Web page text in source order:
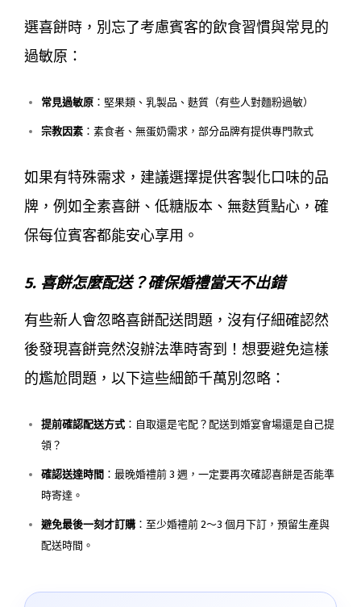
選喜餅時，別忘了考慮賓客的飲食習慣與常見的
過敏原：
常見過敏原 ：堅果類、乳製品、麩質（有些人對麵粉過敏）
宗教因素 ：素食者、無蛋奶需求，部分品牌有提供專門款式
如果有特殊需求，建議選擇提供客製化口味的品
牌，例如全素喜餅、低糖版本、無麩質點心，確
保每位賓客都能安心享用。
5. 喜餅怎麼配送？確保婚禮當天不出錯
有些新人會忽略喜餅配送問題，沒有仔細確認然
後發現喜餅竟然沒辦法準時寄到！想要避免這樣
的尷尬問題，以下這些細節千萬別忽略：
提前確認配送方式 ：自取還是宅配？配送到婚宴會場還是自己提
領？
確認送達時間 ：最晚婚禮前 3 週，一定要再次確認喜餅是否能準
時寄達。
避免最後一刻才訂購 ：至少婚禮前 2～3 個月下訂，預留生產與
配送時間。